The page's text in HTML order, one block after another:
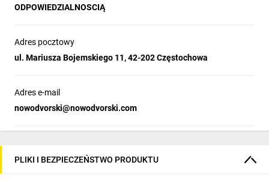
ODPOWIEDZIALNOSCIĄ
Adres pocztowy
ul. Mariusza Bojemskiego 11, 42-202 Częstochowa
Adres e-mail
nowodvorski@nowodvorski.com
PLIKI I BEZPIECZEŃSTWO PRODUKTU